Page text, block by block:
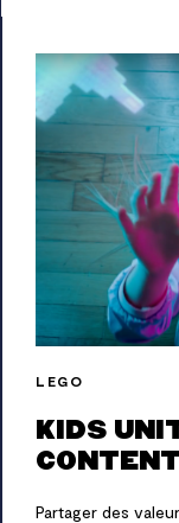
LEGO
KIDS
Partager des